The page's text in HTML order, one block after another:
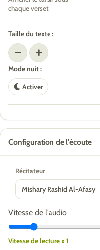
chaque verset
Taille du texte :
Mode nuit :
Activer
Configuration de l'écoute
Récitateur
Vitesse de l'audio
Vitesse de lecture x 1